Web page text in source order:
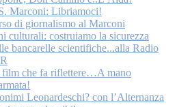
Marconi: Libriamoci!
di giornalismo al Marconi
culturali: costruiamo la sicurezza
bancarelle scientifiche...alla Radio
che fa riflettere…A mano
Leonardeschi? con l’Alternanza